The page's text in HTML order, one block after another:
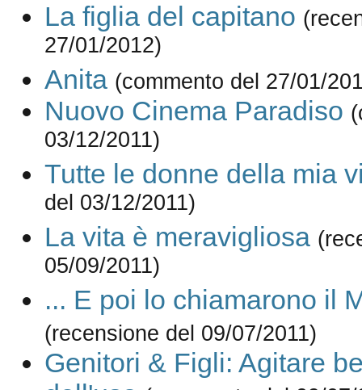
La figlia del capitano
27/01/2012)
Anita (commento del 27/01/
Nuovo Cinema Paradiso
03/12/2011)
Tutte le donne della mia
del 03/12/2011)
La vita è meravigliosa
05/09/2011)
... E poi lo chiamarono il
(recensione del 09/07/2011)
Genitori & Figli: Agitare